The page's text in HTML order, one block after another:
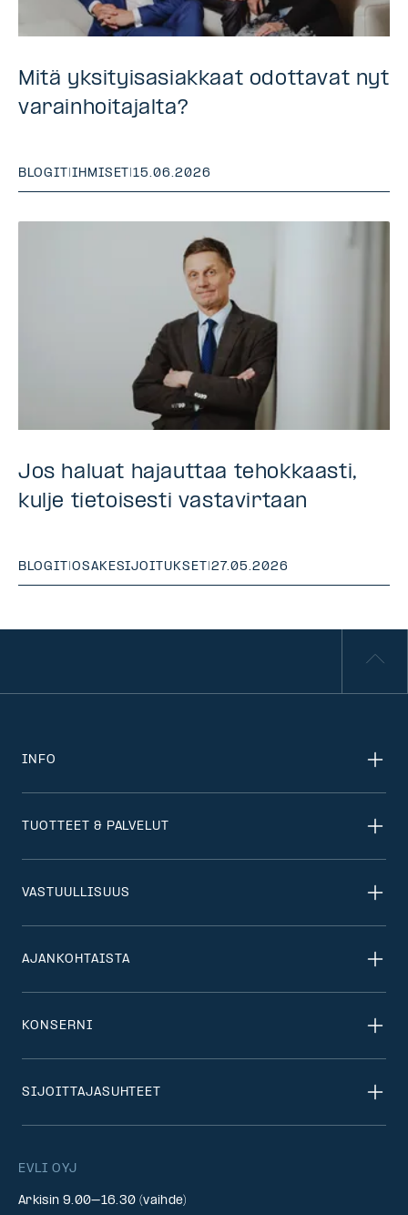
Mitä yksityisasiakkaat odottavat nyt
varainhoitajalta?
BLOGIT IHMISET |15.06.2026
Jos haluat hajauttaa tehokkaasti,
kulje tietoisesti vastavirtaan
BLOGIT |OSAKESIJOITUKSET |27.05.2026
EVLI OYJ
Arkisin 9.00–16.30 (vaihde)
INFO
TUOTTEET & PALVELUT
VASTUULLISUUS
AJANKOHTAISTA
KONSERNI
SIJOITTAJASUHTEET